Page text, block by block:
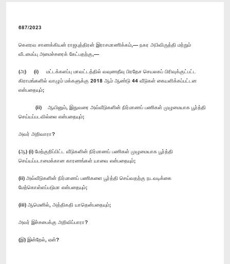
687/2023
கௌரவ சாணக்கியன் ராஜபுத்திரன் இராசமாணிக்கம்,— நகர அபிவிருத்தி மற்றும்
வீடமைப்பு அமைச்சரைக் கேட்பதற்கு,—
(அ) (i) மட்டக்களப்பு மாவட்டத்தில் வவுணதீவு பிரதேச செயலகப் பிரிவுக்குட்பட்ட
கிராமங்களில் வாழும் மக்களுக்கு 2018 ஆம் ஆண்டு 44 வீடுகள் கையளிக்கப்பட்டன
என்பதையும்;
(ii) ஆயினும், இதுவரை அவ்வீடுகளின் நிர்மாணப் பணிகள் முழுமையாக பூர்த்தி
செய்யப்படவில்லை என்பதையும்;
அவர் அறிவாரா?
(ஆ) (i) மேற்குறிப்பிட்ட வீடுகளின் நிர்மாணப் பணிகள் முழுமையாக பூர்த்தி
செய்யப்படாமைக்கான காரணங்கள் யாவை என்பதையும்;
(ii) அவ்வீடுகளின் நிர்மாணப் பணிகளை பூர்த்தி செய்வதற்கு நடவடிக்கை
மேற்கொள்ளப்படுமா என்பதையும்;
(iii) ஆமெனில், அத்திகதி யாதென்பதையும்;
அவர் இச்சபைக்கு அறிவிப்பாரா?
(இ) இன்றேல், ஏன்?